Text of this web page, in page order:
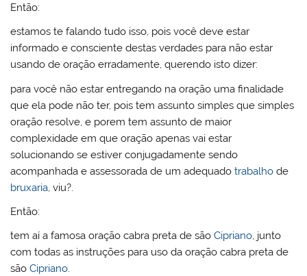
Então:
estamos te falando tudo isso, pois você deve estar
informado e consciente destas verdades para não estar
usando de oração erradamente, querendo isto dizer:
para você não estar entregando na oração uma finalidade
que ela pode não ter, pois tem assunto simples que simples
oração resolve, e porem tem assunto de maior
complexidade em que oração apenas vai estar
solucionando se estiver conjugadamente sendo
acompanhada e assessorada de um adequadotrabalho de
bruxaria , viu?.
Então:
tem aí a famosa oração cabra preta de sãoCipriano, junto
com todas as instruções para uso da oração cabra preta de
sãoCipriano.